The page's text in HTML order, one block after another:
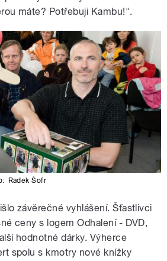
máte? Potřebuji Kambu!".
Radek Šofr
závěrečné vyhlášení. Šťastlivci
ceny s logem Odhalení - DVD,
hodnotné dárky. Výherce
spolu s kmotry nové knížky